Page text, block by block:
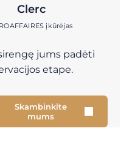
Clerc
įkūrėjas
jums padėti
etape.
Skambinkite
mums